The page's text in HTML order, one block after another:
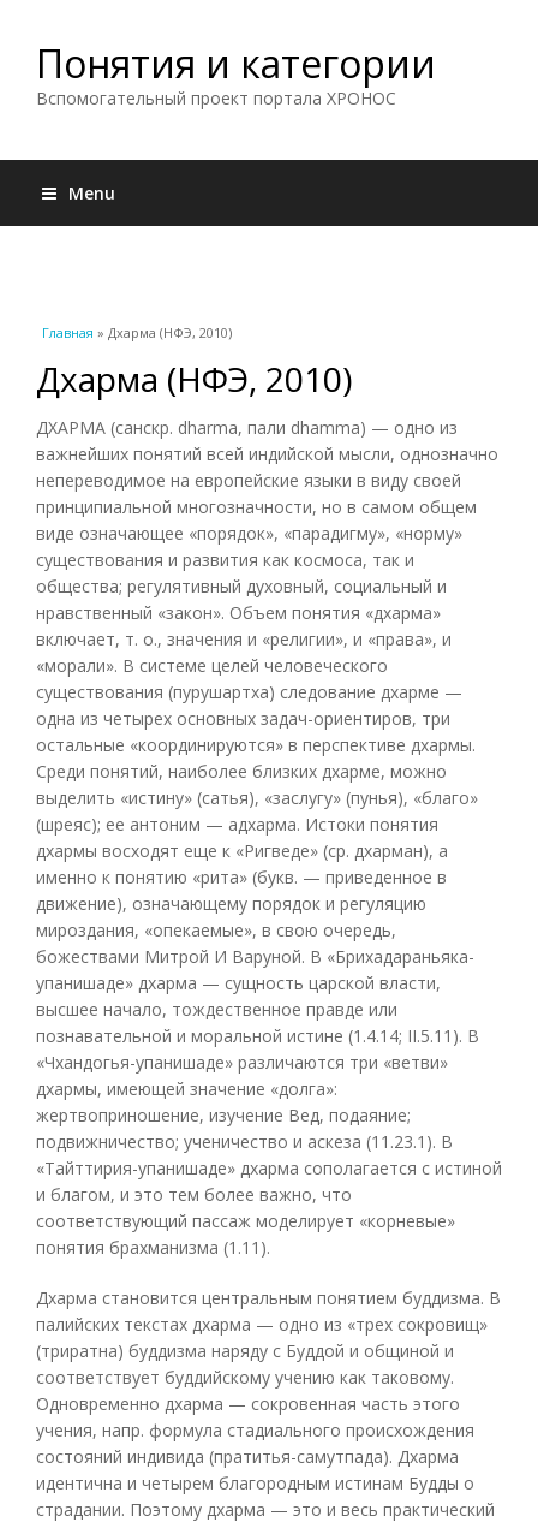
Понятия и категории
Вспомогательный проект портала ХРОНОС
Menu
Вы здесь
Главная » Дхарма (НФЭ, 2010)
Дхарма (НФЭ, 2010)
ДХАРМА (санскр. dharma, пали dhamma) — одно из
важнейших понятий всей индийской мысли, однозначно
непереводимое на европейские языки в виду своей
принципиальной многозначности, но в самом общем
виде означающее «порядок», «парадигму», «норму»
существования и развития как космоса, так и
общества; регулятивный духовный, социальный и
нравственный «закон». Объем понятия «дхарма»
включает, т. о., значения и «религии», и «права», и
«морали». В системе целей человеческого
существования (пурушартха) следование дхарме —
одна из четырех основных задач-ориентиров, три
остальные «координируются» в перспективе дхармы.
Среди понятий, наиболее близких дхарме, можно
выделить «истину» (сатья), «заслугу» (пунья), «благо»
(шреяс); ее антоним — адхарма. Истоки понятия
дхармы восходят еще к «Ригведе» (ср. дхарман), а
именно к понятию «рита» (букв. — приведенное в
движение), означающему порядок и регуляцию
мироздания, «опекаемые», в свою очередь,
божествами Митрой И Варуной. В «Брихадараньяка-
упанишаде» дхарма — сущность царской власти,
высшее начало, тождественное правде или
познавательной и моральной истине (1.4.14; II.5.11). В
«Чхандогья-упанишаде» различаются три «ветви»
дхармы, имеющей значение «долга»:
жертвоприношение, изучение Вед, подаяние;
подвижничество; ученичество и аскеза (11.23.1). В
«Тайттирия-упанишаде» дхарма сополагается с истиной
и благом, и это тем более важно, что
соответствующий пассаж моделирует «корневые»
понятия брахманизма (1.11).
Дхарма становится центральным понятием буддизма. В
палийских текстах дхарма — одно из «трех сокровищ»
(триратна) буддизма наряду с Буддой и общиной и
соответствует буддийскому учению как таковому.
Одновременно дхарма — сокровенная часть этого
учения, напр. формула стадиального происхождения
состояний индивида (пратитья-самутпада). Дхарма
идентична и четырем благородным истинам Будды о
страдании. Поэтому дхарма — это и весь практический